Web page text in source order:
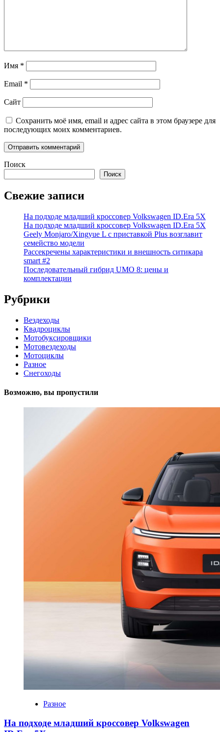
Имя *
Email *
Сайт
Сохранить моё имя, email и адрес сайта в этом браузере для
последующих моих комментариев.
Поиск
Поиск
Свежие записи
На подходе младший кроссовер Volkswagen ID.Era 5X
На подходе младший кроссовер Volkswagen ID.Era 5X
Geely Monjaro/Xingyue L с приставкой Plus возглавит
семейство модели
Рассекречены характеристики и внешность ситикара
smart #2
Последовательный гибрид UMO 8: цены и
комплектации
Рубрики
Вездеходы
Квадроциклы
Мотобуксировщики
Мотовездеходы
Мотоциклы
Разное
Снегоходы
Возможно, вы пропустили
Разное
На подходе младший кроссовер Volkswagen